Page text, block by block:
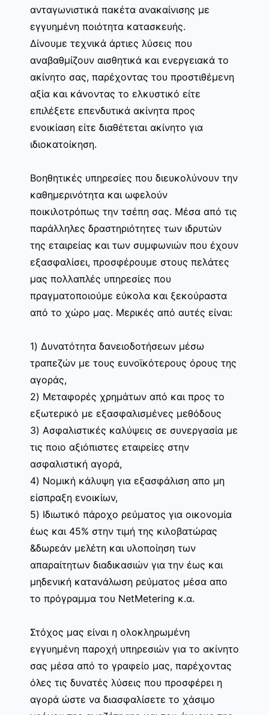
ανταγωνιστικά πακέτα ανακαίνισης με
εγγυημένη ποιότητα κατασκευής.
Δίνουμε τεχνικά άρτιες λύσεις που
αναβαθμίζουν αισθητικά και ενεργειακά το
ακίνητο σας, παρέχοντας του προστιθέμενη
αξία και κάνοντας το ελκυστικό είτε
επιλέξετε επενδυτικά ακίνητα προς
ενοικίαση είτε διαθέτεται ακίνητο για
ιδιοκατοίκηση.
Βοηθητικές υπηρεσίες που διευκολύνουν την
καθημερινότητα και ωφελούν
ποικιλοτρόπως την τσέπη σας. Μέσα από τις
παράλληλες δραστηριότητες των ιδρυτών
της εταιρείας και των συμφωνιών που έχουν
εξασφαλίσει, προσφέρουμε στους πελάτες
μας πολλαπλές υπηρεσίες που
πραγματοποιούμε εύκολα και ξεκούραστα
από το χώρο μας. Μερικές από αυτές είναι:
1) Δυνατότητα δανειοδοτήσεων μέσω
τραπεζών με τους ευνοϊκότερους όρους της
αγοράς,
2) Μεταφορές χρημάτων από και προς το
εξωτερικό με εξασφαλισμένες μεθόδους
3) Ασφαλιστικές καλύψεις σε συνεργασία με
τις ποιο αξιόπιστες εταιρείες στην
ασφαλιστική αγορά,
4) Νομική κάλυψη για εξασφάλιση απο μη
είσπραξη ενοικίων,
5) Ιδιωτικό πάροχο ρεύματος για οικονομία
έως και 45% στην τιμή της κιλοβατώρας
&δωρεάν μελέτη και υλοποίηση των
απαραίτητων διαδικασιών για την έως και
μηδενική κατανάλωση ρεύματος μέσα απο
το πρόγραμμα του NetMetering κ.α.
Στόχος μας είναι η ολοκληρωμένη
εγγυημένη παροχή υπηρεσιών για το ακίνητο
σας μέσα από το γραφείο μας, παρέχοντας
όλες τις δυνατές λύσεις που προσφέρει η
αγορά ώστε να διασφαλίσετε το χάσιμο